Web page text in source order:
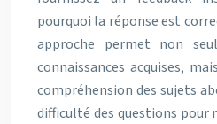
pourquoi la réponse est
approche permet non
connaissances acquises,
compréhension des sujets
difficulté des questions